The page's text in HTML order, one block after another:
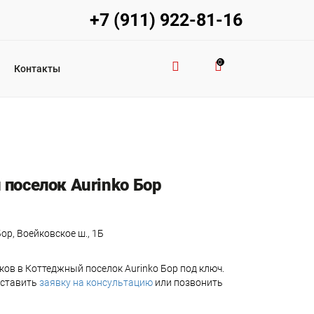
+7 (911) 922-81-16
Контакты
0
Aurinko Бор
Воейковское ш., 1Б
в Коттеджный поселок Aurinko Бор под ключ.
заявку на консультацию или позвонить